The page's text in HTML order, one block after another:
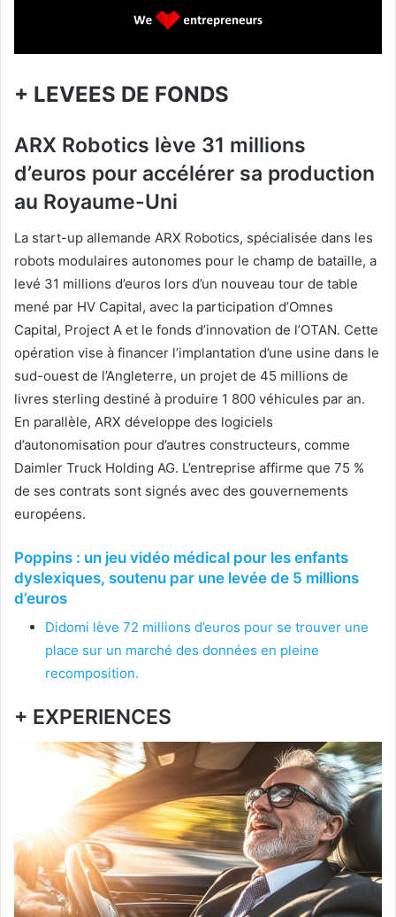
+ LEVEES DE FONDS
ARX Robotics lève 31 millions
d’euros pour accélérer sa production
au Royaume-Uni
La start-up allemande ARX Robotics, spécialisée dans les
robots modulaires autonomes pour le champ de bataille, a
levé 31 millions d’euros lors d’un nouveau tour de table
mené par HV Capital, avec la participation d’Omnes
Capital, Project A et le fonds d’innovation de l’OTAN. Cette
opération vise à financer l’implantation d’une usine dans le
sud-ouest de l’Angleterre, un projet de 45 millions de
livres sterling destiné à produire 1 800 véhicules par an.
En parallèle, ARX développe des logiciels
d’autonomisation pour d’autres constructeurs, comme
Daimler Truck Holding AG. L’entreprise affirme que 75 %
de ses contrats sont signés avec des gouvernements
européens.
Poppins : un jeu vidéo médical pour les enfants
dyslexiques, soutenu par une levée de 5 millions
d’euros
Didomi lève 72 millions d’euros pour se trouver une
place sur un marché des données en pleine
recomposition.
+ EXPERIENCES